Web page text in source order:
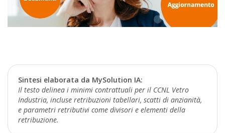
Sintesi elaborata da MySolution IA:
Il testo delinea i minimi contrattuali per il CCNL Vetro
Industria, incluse retribuzioni tabellari, scatti di anzianità,
e parametri retributivi come divisori e elementi della
retribuzione.